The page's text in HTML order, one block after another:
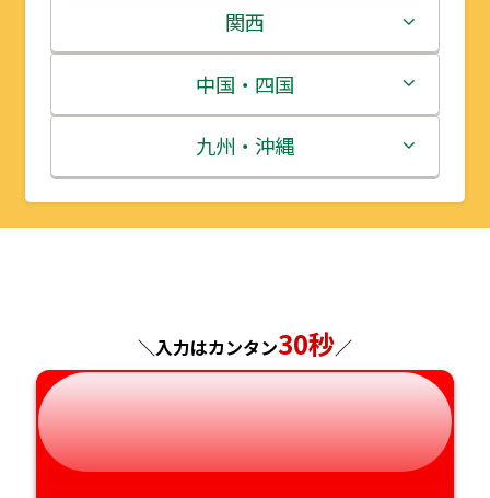
岩手県
宮城県
秋田県
山形県
栃木県
群馬県
埼玉県
千葉県
新潟県
富山県
石川県
福井県
静岡県
関西
三重県
滋賀県
京都府
和歌山県
中国・四国
鳥取県
島根県
徳島県
九州・沖縄
福岡県
熊本県
大分県
＼入力はカンタン30秒／